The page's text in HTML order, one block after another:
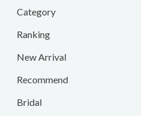
Category
Ranking
New Arrival
Recommend
Bridal